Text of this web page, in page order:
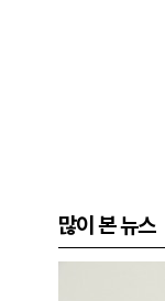
많이 본 뉴스